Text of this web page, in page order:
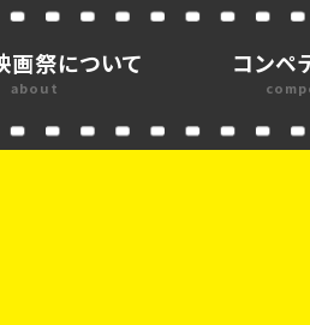
画祭について
about
コンペ